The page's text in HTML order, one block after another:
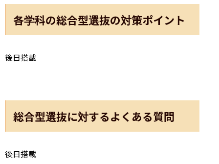
各学科の総合型選抜の対策ポイント
後日搭載
総合型選抜に対するよくある質問
後日搭載